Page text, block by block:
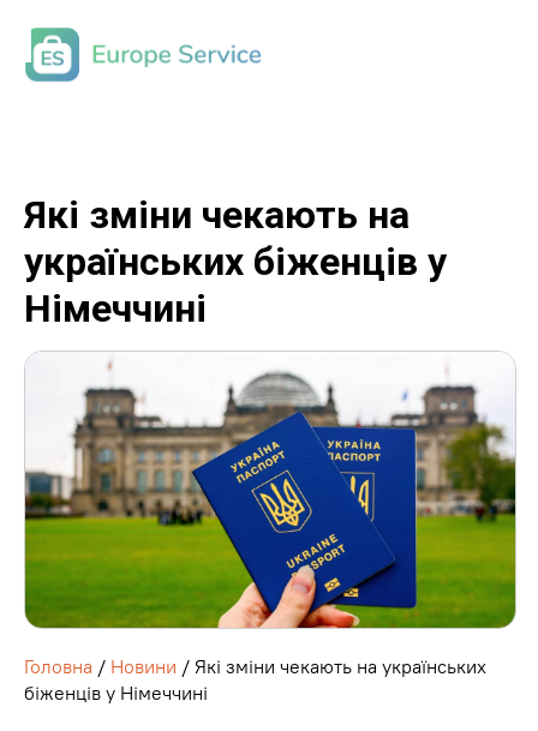
Які зміни чекають на
українських біженців у
Німеччині
Головна / Новини / Які зміни чекають на українських
біженців у Німеччині